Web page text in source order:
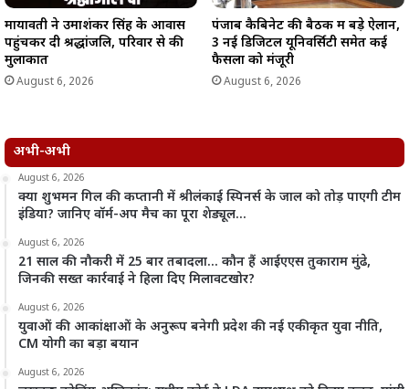
मायावती ने उमाशंकर सिंह के आवास
पहुंचकर दी श्रद्धांजलि, परिवार से की
मुलाकात
August 6, 2026
पंजाब कैबिनेट की बैठक में बड़े ऐलान,
3 नई डिजिटल यूनिवर्सिटी समेत कई
फैसलों को मंजूरी
August 6, 2026
अभी-अभी
August 6, 2026
क्या शुभमन गिल की कप्तानी में श्रीलंकाई स्पिनर्स के जाल को तोड़ पाएगी टीम
इंडिया? जानिए वॉर्म-अप मैच का पूरा शेड्यूल…
August 6, 2026
21 साल की नौकरी में 25 बार तबादला… कौन हैं आईएएस तुकाराम मुंढे,
जिनकी सख्त कार्रवाई ने हिला दिए मिलावटखोर?
August 6, 2026
युवाओं की आकांक्षाओं के अनुरूप बनेगी प्रदेश की नई एकीकृत युवा नीति,
CM योगी का बड़ा बयान
August 6, 2026